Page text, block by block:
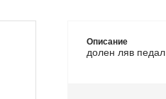
Описание
долен ляв педал